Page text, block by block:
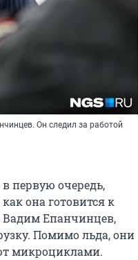
Он следил за работой
первую очередь,
она готовится к
Вадим Епанчинцев,
Помимо льда, они
микроциклами.